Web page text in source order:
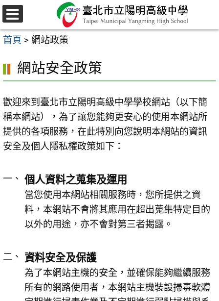
跳
至
主
內
容
區
選
單
首頁 > 網站政策
網站安全政策
歡迎來到臺北市立陽明高級中學學校網站（以下簡
稱本網站），為了讓您能夠更安心的使用本網站所
提供的各項服務，在此特別向您說明本網站的資訊
安全及個人隱私權政策如下：
個人資料之蒐集及運用
當您使用本網站相關服務時，您所提供之資
料，本網站不會將其應用在超出蒐集特定目的
以外的用途，亦不會對第三者揭露。
資料安全及保護
為了本網站主機的安全，並確保能夠繼續服務
所有的網路使用者，本網站主機裝設掃毒軟體